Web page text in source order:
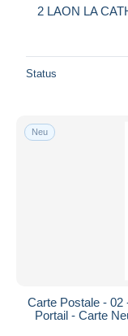
2 LAON LA
Status
Neu
Carte Postale - 02
Portail - Carte